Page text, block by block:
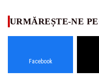
URMĂREȘTE-NE PE
Facebook